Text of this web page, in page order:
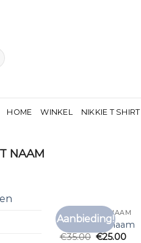
HOME WINKEL NIKKIE T SHIRT
NAAM
Aanbieding!
T SHIRT MET NAAM
t shirt met naam
€35.00 €25.00